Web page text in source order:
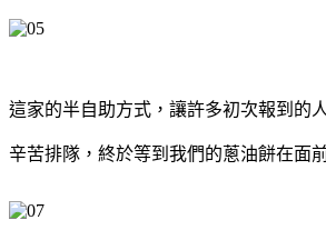
這家的半自助方式，讓許多初次報到的
辛苦排隊，終於等到我們的蔥油餅在面